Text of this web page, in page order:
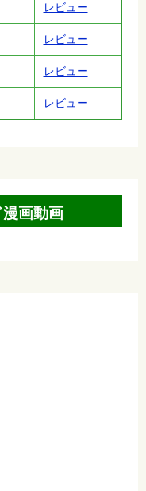
レビュー
レビュー
レビュー
レビュー
画動画